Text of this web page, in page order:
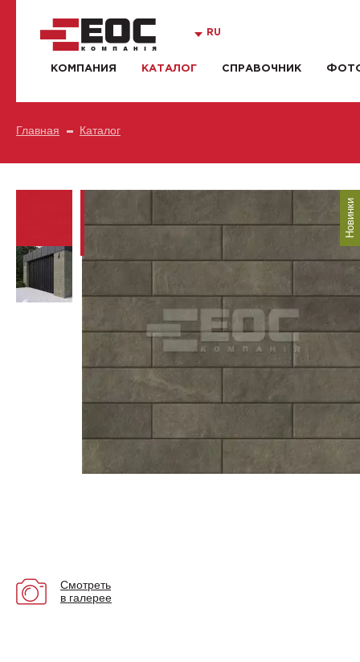
RU
КОМПАНИЯ КАТАЛОГ СПРАВОЧНИК
Главная Каталог
Новинки
Смотреть
в галерее